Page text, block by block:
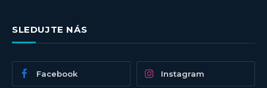
SLEDUJTE NÁS
Facebook Instagram